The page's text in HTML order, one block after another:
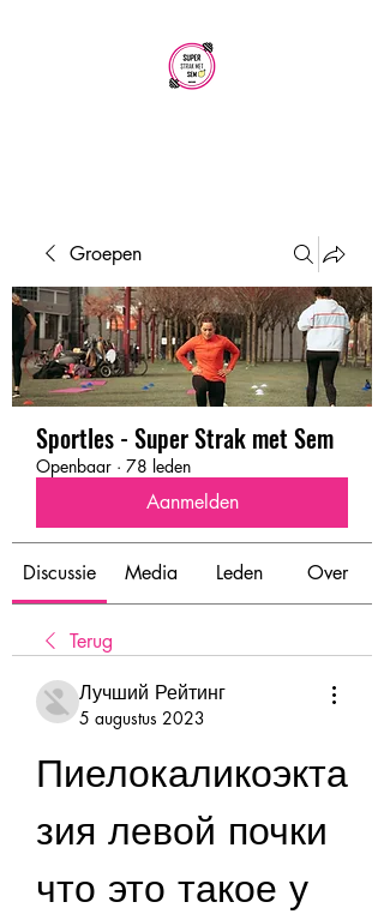
Groepen
Sportles - Super Strak met Sem
Openbaar · 78 leden
Aanmelden
Discussie Media Leden Over
Terug
Лучший Рейтинг
5 augustus 2023
Пиелокаликоэкта
зия левой почки
что это такое у